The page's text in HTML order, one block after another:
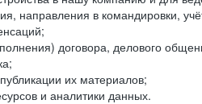
направления в командировки,
договора, делового
их материалов;
и аналитики данных.